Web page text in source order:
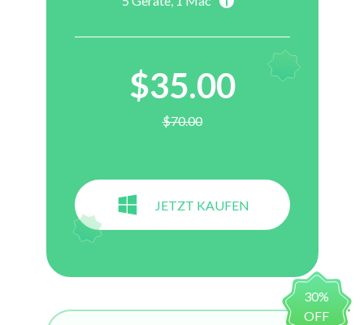
$35.00
$70.00
JETZT KAUFEN
30%
OFF